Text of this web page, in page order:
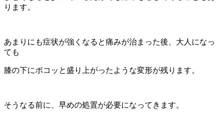
ります。
あまりにも症状が強くなると痛みが治まった後、大人になっ
ても
膝の下にポコッと盛り上がったような変形が残ります。
そうなる前に、早めの処置が必要になってきます。